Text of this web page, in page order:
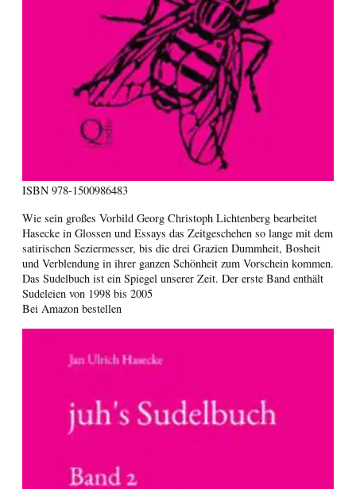
ISBN 978-1500986483
Wie sein großes Vorbild Georg Christoph Lichtenberg bearbeitet
Hasecke in Glossen und Essays das Zeitgeschehen so lange mit dem
satirischen Seziermesser, bis die drei Grazien Dummheit, Bosheit
und Verblendung in ihrer ganzen Schönheit zum Vorschein kommen.
Das Sudelbuch ist ein Spiegel unserer Zeit. Der erste Band enthält
Sudeleien von 1998 bis 2005
Bei Amazon bestellen